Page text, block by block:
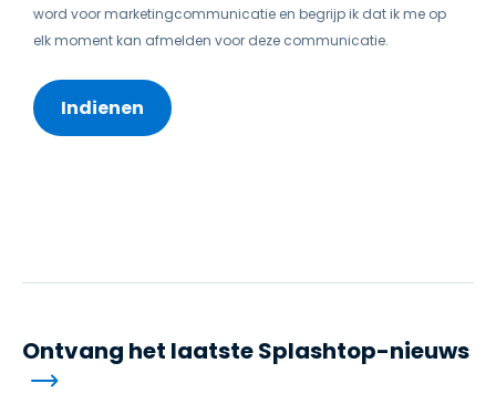
word voor marketingcommunicatie en begrijp ik dat ik me op
elk moment kan afmelden voor deze communicatie.
Ontvang het laatste Splashtop-nieuws